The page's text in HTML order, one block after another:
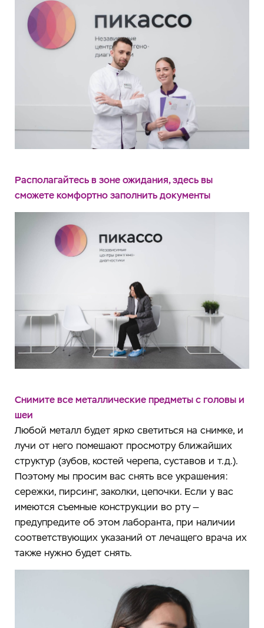
Располагайтесь в зоне ожидания, здесь вы
сможете комфортно заполнить документы
Снимите все металлические предметы с головы и
шеи
Любой металл будет ярко светиться на снимке, и
лучи от него помешают просмотру ближайших
структур (зубов, костей черепа, суставов и т.д.).
Поэтому мы просим вас снять все украшения:
сережки, пирсинг, заколки, цепочки. Если у вас
имеются съемные конструкции во рту —
предупредите об этом лаборанта, при наличии
соответствующих указаний от лечащего врача их
также нужно будет снять.